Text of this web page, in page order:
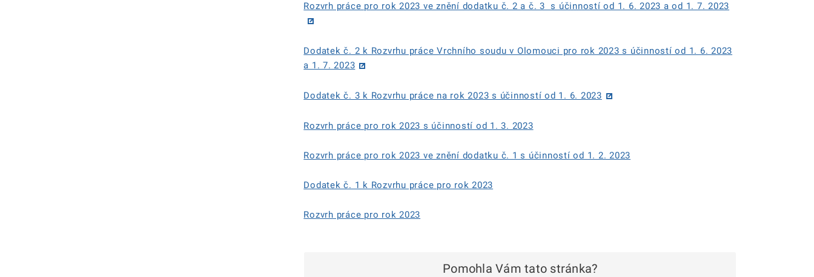
Rozvrh práce pro rok 2023 ve znění dodatku č. 2 a č. 3 s účinností od 1. 6. 2023 a od 1. 7. 2023
Dodatek č. 2 k Rozvrhu práce Vrchního soudu v Olomouci pro rok 2023 s účinností od 1. 6. 2023
a 1. 7. 2023
Dodatek č. 3 k Rozvrhu práce na rok 2023 s účinností od 1. 6. 2023
Rozvrh práce pro rok 2023 s účinností od 1. 3. 2023
Rozvrh práce pro rok 2023 ve znění dodatku č. 1 s účinností od 1. 2. 2023
Dodatek č. 1 k Rozvrhu práce pro rok 2023
Rozvrh práce pro rok 2023
Pomohla Vám tato stránka?